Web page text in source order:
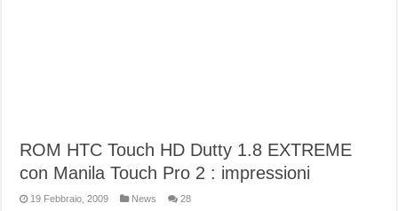
ROM HTC Touch HD Dutty 1.8 EXTREME
con Manila Touch Pro 2 : impressioni
19 Febbraio, 2009 News 28